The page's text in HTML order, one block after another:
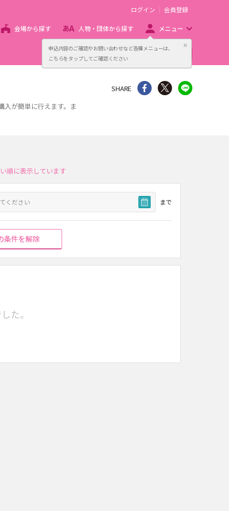
申込内容のご確認やお問い合わせなど各種メニューは、
こちらをタップしてご確認ください
閉じる
ログイン 会員登録
会場から探す 人物・団体から探す メニュー
主催者向け販売サービス
入が簡単に行えます。ま
SHARE シェア Twitter
順に表示しています
まで
条件を解除
た。